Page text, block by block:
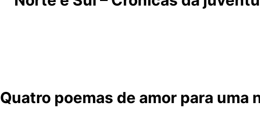
Quatro poemas de amor para uma